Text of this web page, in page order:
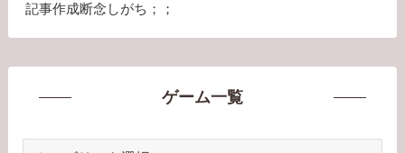
記事作成断念しがち；；
ゲーム一覧